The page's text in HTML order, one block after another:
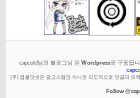
capcold님의 블로그님 은 Wordpress로 구동됩
[주] 캡콜닷넷은 광고스팸만 아니면 의도적으로 덧글과 트
Follow